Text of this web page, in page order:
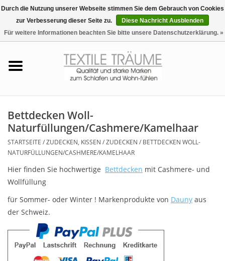
0 Artikel - €0,00
Tag & Nachtwäsche
Haus-Bademäntel
Plaids, Decken, Kissen
Bettdecken Woll-
Naturfüllungen/Cashmere/Kamelhaar
STARTSEITE /ZUDECKEN, KISSEN /ZUDECKEN / BETTDECKEN WOLL-
NATURFÜLLUNGEN/CASHMERE/KAMELHAAR
Hier finden Sie hochwertige Bettdecken mit Cashmere- und
Wollfüllung
für Sommer- oder Winter ! Markenprodukte von Dauny aus
der Schweiz.
Durch die Nutzung unserer Webseite stimmen Sie dem Gebrauch von Cookies
zur Verbesserung dieser Seite zu.
Diese Nachricht Ausblenden
Für weitere Informationen beachten Sie bitte unsere Datenschutzerklärung. »